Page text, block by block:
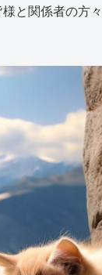
と関係者の方